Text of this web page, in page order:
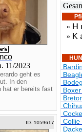
11/2023
geht es
In den
hat er bereits fast
ID: 1059617
» H
» K